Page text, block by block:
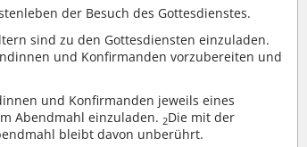
der Besuch des Gottesdienstes.
sind zu den Gottesdiensten einzuladen.
und Konfirmanden vorzubereiten und
und Konfirmanden jeweils eines
Abendmahl einzuladen. 2Die mit der
bleibt davon unberührt.